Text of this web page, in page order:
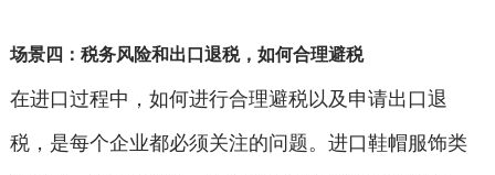
场景四：税务风险和出口退税，如何合理避税
在进口过程中，如何进行合理避税以及申请出口退
税，是每个企业都必须关注的问题。进口鞋帽服饰类